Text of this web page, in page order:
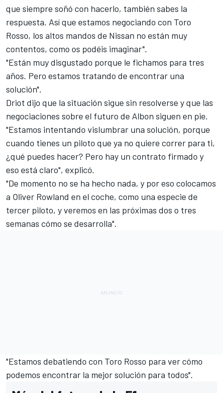
que siempre soñó con hacerlo, también sabes la
respuesta. Así que estamos negociando con Toro
Rosso, los altos mandos de Nissan no están muy
contentos, como os podéis imaginar".
"Están muy disgustado porque le fichamos para tres
años. Pero estamos tratando de encontrar una
solución".
Driot dijo que la situación sigue sin resolverse y que las
negociaciones sobre el futuro de Albon siguen en pie.
"Estamos intentando vislumbrar una solución, porque
cuando tienes un piloto que ya no quiere correr para ti,
¿qué puedes hacer? Pero hay un contrato firmado y
eso está claro", explicó.
"De momento no se ha hecho nada, y por eso colocamos
a Oliver Rowland en el coche, como una especie de
tercer piloto, y veremos en las próximas dos o tres
semanas cómo se desarrolla".
"Estamos debatiendo con Toro Rosso para ver cómo
podemos encontrar la mejor solución para todos".